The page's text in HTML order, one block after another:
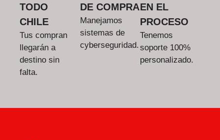
TODO
CHILE
Tus compran
llegarán a
destino sin
falta.
DE COMPRA
Manejamos
sistemas de
cyberseguridad.
EN EL
PROCESO
Tenemos
soporte 100%
personalizado.